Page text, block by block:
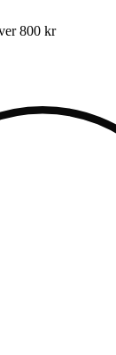
800 kr